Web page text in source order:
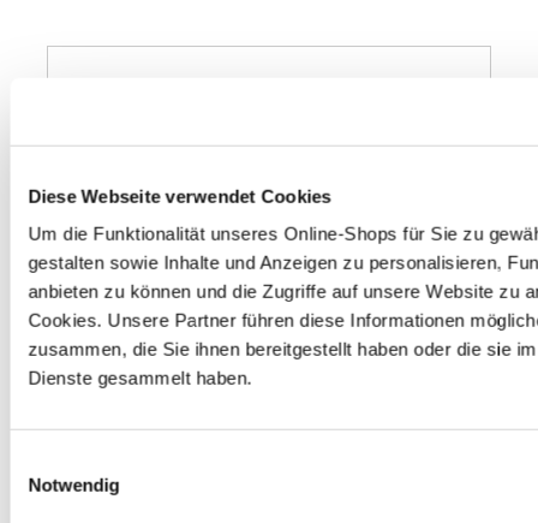
Diese Webseite verwendet Cookies
Um die Funktionalität unseres Online-Shops für Sie zu
gestalten sowie Inhalte und Anzeigen zu personalisieren,
anbieten zu können und die Zugriffe auf unsere Website zu
Cookies. Unsere Partner führen diese Informationen
zusammen, die Sie ihnen bereitgestellt haben oder die sie
Dienste gesammelt haben.
Notwendig
und PU-Schaumdosen kostenlos zurückgeben. Wir
entsprechende Entsorgung.
Autobatterie
Gerne nehmen wir deine ausgedienten Autobatterien
Batterien zurück.